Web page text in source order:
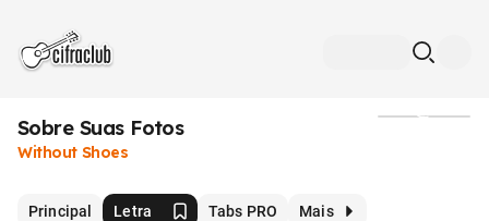
Sobre Suas Fotos
Without Shoes
Principal Letra Tabs PRO Mais